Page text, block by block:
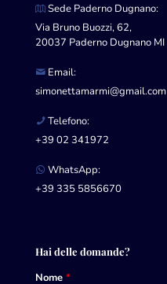
Sede Paderno Dugnano:
Via Bruno Buozzi, 62,
20037 Paderno Dugnano MI
Email:
simonettamarmi@gmail.com
Telefono:
+39 02 341972
WhatsApp:
+39 335 5856670
Hai delle domande?
Nome *